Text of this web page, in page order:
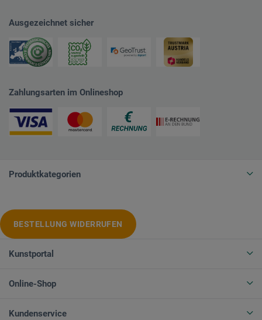
Ausgezeichnet sicher
Zahlungsarten im Onlineshop
Produktkategorien
BESTELLUNG WIDERRUFEN
Kunstportal
Online-Shop
Kundenservice